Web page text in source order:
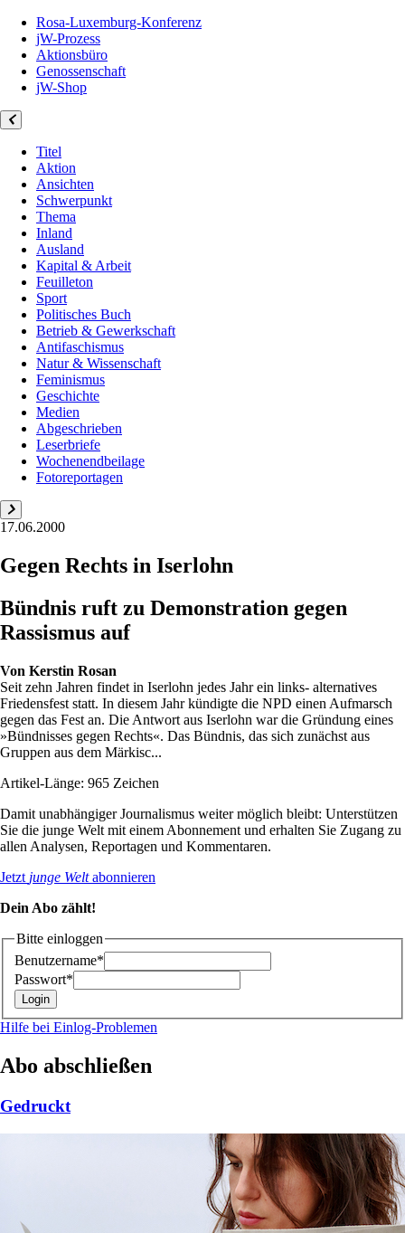
Rosa-Luxemburg-Konferenz
jW-Prozess
Aktionsbüro
Genossenschaft
jW-Shop
Titel
Aktion
Ansichten
Schwerpunkt
Thema
Inland
Ausland
Kapital & Arbeit
Feuilleton
Sport
Politisches Buch
Betrieb & Gewerkschaft
Antifaschismus
Natur & Wissenschaft
Feminismus
Geschichte
Medien
Abgeschrieben
Leserbriefe
Wochenendbeilage
Fotoreportagen
17.06.2000
Gegen Rechts in Iserlohn
Bündnis ruft zu Demonstration gegen
Rassismus auf
Von Kerstin Rosan
Seit zehn Jahren findet in Iserlohn jedes Jahr ein links- alternatives
Friedensfest statt. In diesem Jahr kündigte die NPD einen Aufmarsch
gegen das Fest an. Die Antwort aus Iserlohn war die Gründung eines
»Bündnisses gegen Rechts«. Das Bündnis, das sich zunächst aus
Gruppen aus dem Märkisc...
Artikel-Länge: 965 Zeichen
Damit unabhängiger Journalismus weiter möglich bleibt: Unterstützen
Sie die junge Welt mit einem Abonnement und erhalten Sie Zugang zu
allen Analysen, Reportagen und Kommentaren.
Jetzt junge Weltabonnieren
Dein Abo zählt!
Bitte einloggen
Benutzername*
Passwort*
Hilfe bei Einlog-Problemen
Abo abschließen
Gedruckt